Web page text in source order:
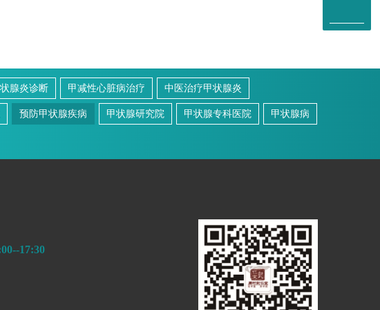
腺炎诊断 甲减性心脏病治疗 中医治疗甲状腺炎
预防甲状腺疾病 甲状腺研究院 甲状腺专科医院 甲状腺病
17:30